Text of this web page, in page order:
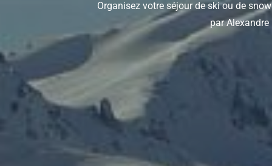
Organisez votre séjour de ski ou de
par